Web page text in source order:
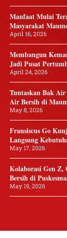
Manfaat Mulai
Masyarakat
April 16, 2026
Membangun
Jadi Pusat
April 24, 2026
Tuntaskan Bak
Air Bersih di
May 8, 2026
Fransiscus Go
Langsung
May 17, 2026
Kolaborasi Gen
Bersih di
May 19, 2026